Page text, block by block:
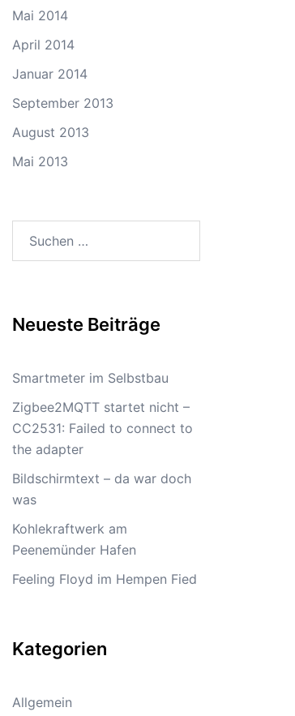
Mai 2014
April 2014
Januar 2014
September 2013
August 2013
Mai 2013
Neueste Beiträge
Smartmeter im Selbstbau
Zigbee2MQTT startet nicht –
CC2531: Failed to connect to
the adapter
Bildschirmtext – da war doch
was
Kohlekraftwerk am
Peenemünder Hafen
Feeling Floyd im Hempen Fied
Kategorien
Allgemein